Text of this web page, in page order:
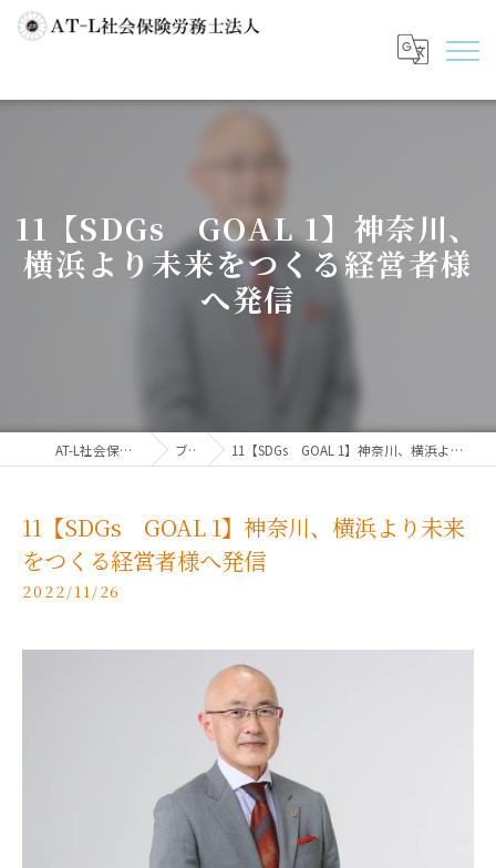
11【SDGs GOAL 1】神奈川、
横浜より未来をつくる経営者様
へ発信
AT-L社会保険労務士法人 ブログ 11【SDGs GOAL 1】神奈川、横浜より未来をつくる経営者様へ発信
11【SDGs GOAL 1】神奈川、横浜より未来
をつくる経営者様へ発信
2022/11/26